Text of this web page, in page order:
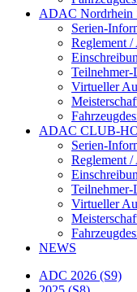
ADAC Nordrhein
Serien-
Reglement /
Teilnehmer-
Virtueller
ADAC CLUB-
Serien-
Reglement /
Teilnehmer-
Virtueller
NEWS
ADC 2026 (S9)